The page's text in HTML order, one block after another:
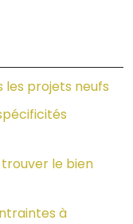
les projets neufs
le bien
à